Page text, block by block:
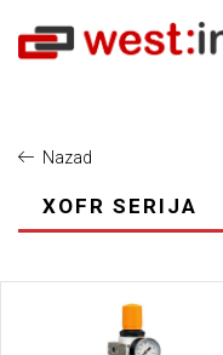
Nazad
XOFR SERIJA